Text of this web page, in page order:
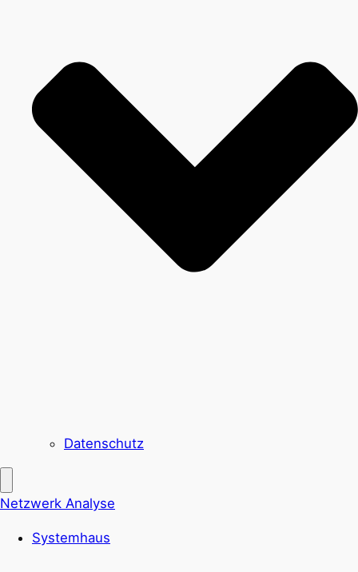
Datenschutz
Netzwerk Analyse
Systemhaus